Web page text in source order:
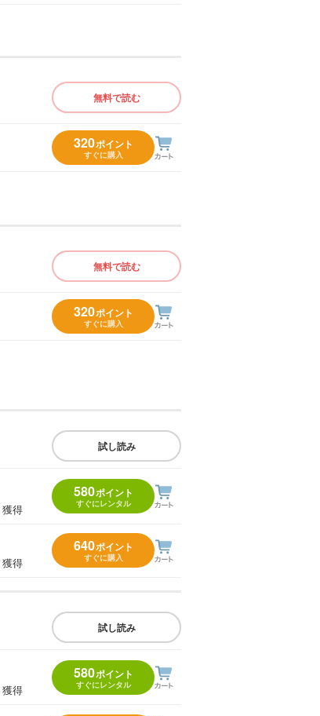
無料で読む
320ポイント
すぐに購入
無料で読む
320ポイント
すぐに購入
試し読み
獲得
580ポイント
すぐにレンタル
獲得
640ポイント
すぐに購入
試し読み
獲得
580ポイント
すぐにレンタル